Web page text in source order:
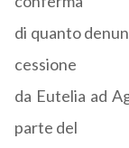
di quanto
cessione
da Eutelia ad
parte del